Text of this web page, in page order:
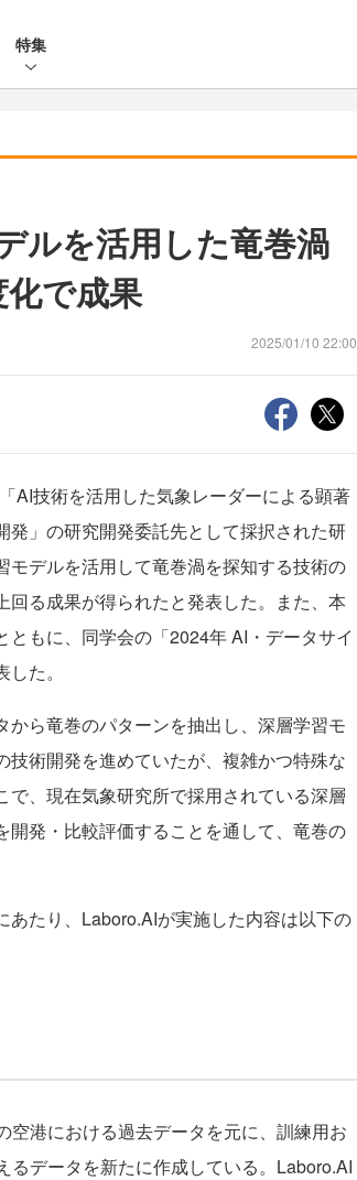
特集
ルを活用した竜巻渦
で成果
2025/01/10 22:00
AI技術を活用した気象レーダーによる顕著
」の研究開発委託先として採択された研
デルを活用して竜巻渦を探知する技術の
る成果が得られたと発表した。また、本
もに、同学会の「2024年 AI・データサイ
た。
ら竜巻のパターンを抽出し、深層学習モ
術開発を進めていたが、複雑かつ特殊な
、現在気象研究所で採用されている深層
発・比較評価することを通して、竜巻の
たり、Laboro.AIが実施した内容は以下の
港における過去データを元に、訓練用お
データを新たに作成している。Laboro.AI